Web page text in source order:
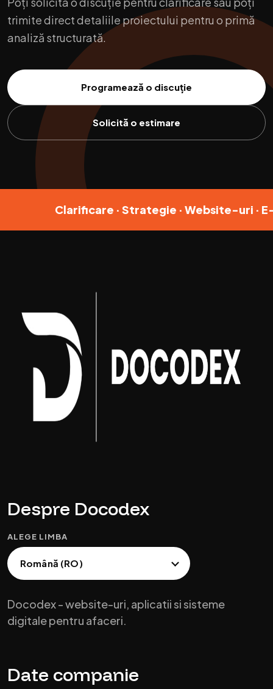
trimite direct detaliile proiectului pentru o primă
analiză structurată.
Programează o discuție
Solicită o estimare
Clarificare · Strategie · Website-uri · E-
Despre Docodex
ALEGE LIMBA
Docodex - website-uri, aplicatii si sisteme
digitale pentru afaceri.
Date companie